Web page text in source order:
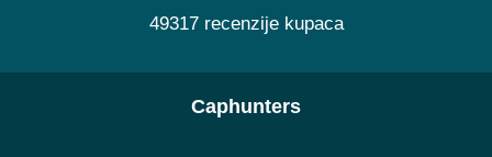
49317 recenzije kupaca
Caphunters